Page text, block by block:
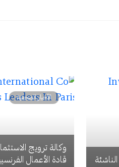
الأخبار الصحفية
وكالة ترويج
قادة الأعمال